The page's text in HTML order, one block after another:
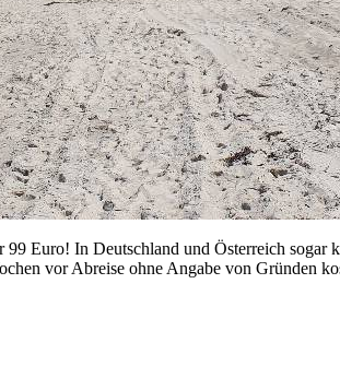
Euro! In Deutschland und Österreich sogar
vor Abreise ohne Angabe von Gründen